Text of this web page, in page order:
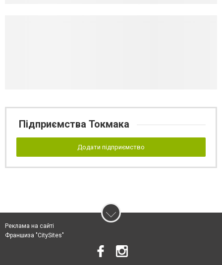
Підприємства Токмака
Додати підприємство
Реклама на сайті
Франшиза "CitySites"